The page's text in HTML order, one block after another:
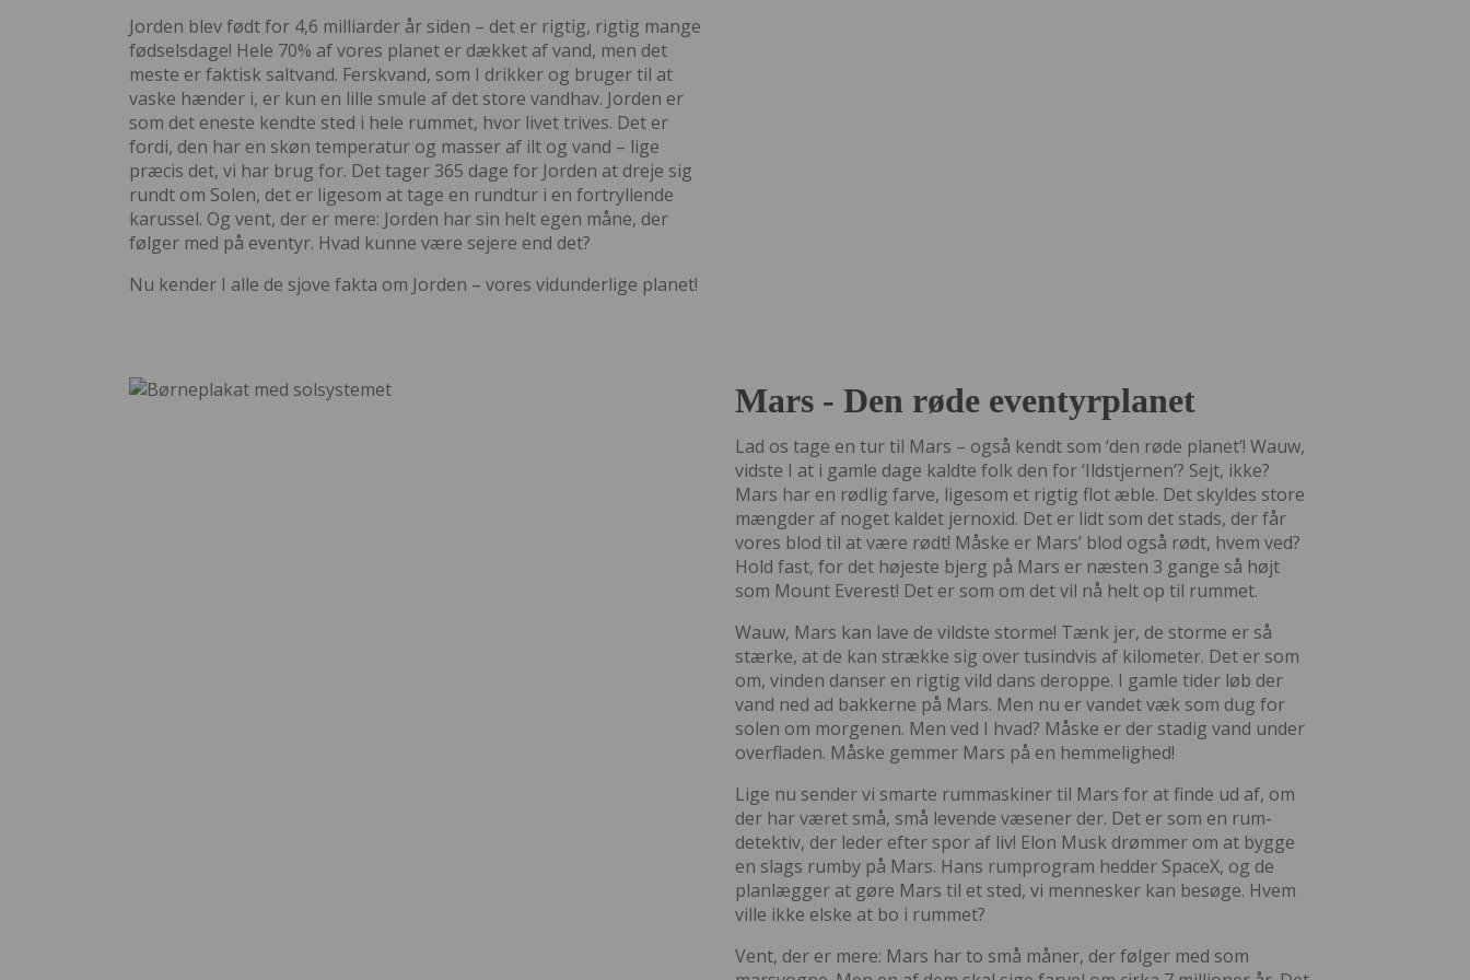
Jorden blev født for 4,6 milliarder år siden – det er rigtig, rigtig mange
fødselsdage! Hele 70% af vores planet er dækket af vand, men det
meste er faktisk saltvand. Ferskvand, som I drikker og bruger til at
vaske hænder i, er kun en lille smule af det store vandhav. Jorden er
som det eneste kendte sted i hele rummet, hvor livet trives. Det er
fordi, den har en skøn temperatur og masser af ilt og vand – lige
præcis det, vi har brug for. Det tager 365 dage for Jorden at dreje sig
rundt om Solen, det er ligesom at tage en rundtur i en fortryllende
karussel. Og vent, der er mere: Jorden har sin helt egen måne, der
følger med på eventyr. Hvad kunne være sejere end det?
Nu kender I alle de sjove fakta om Jorden – vores vidunderlige planet!
Mars - Den røde eventyrplanet
Lad os tage en tur til Mars – også kendt som ‘den røde planet’! Wauw,
vidste I at i gamle dage kaldte folk den for ‘Ildstjernen’? Sejt, ikke?
Mars har en rødlig farve, ligesom et rigtig flot æble. Det skyldes store
mængder af noget kaldet jernoxid. Det er lidt som det stads, der får
vores blod til at være rødt! Måske er Mars’ blod også rødt, hvem ved?
Hold fast, for det højeste bjerg på Mars er næsten 3 gange så højt
som Mount Everest! Det er som om det vil nå helt op til rummet.
Wauw, Mars kan lave de vildste storme! Tænk jer, de storme er så
stærke, at de kan strække sig over tusindvis af kilometer. Det er som
om, vinden danser en rigtig vild dans deroppe. I gamle tider løb der
vand ned ad bakkerne på Mars. Men nu er vandet væk som dug for
solen om morgenen. Men ved I hvad? Måske er der stadig vand under
overfladen. Måske gemmer Mars på en hemmelighed!
Lige nu sender vi smarte rummaskiner til Mars for at finde ud af, om
der har været små, små levende væsener der. Det er som en rum-
detektiv, der leder efter spor af liv! Elon Musk drømmer om at bygge
en slags rumby på Mars. Hans rumprogram hedder SpaceX, og de
planlægger at gøre Mars til et sted, vi mennesker kan besøge. Hvem
ville ikke elske at bo i rummet?
Vent, der er mere: Mars har to små måner, der følger med som